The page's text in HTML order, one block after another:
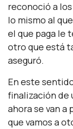
reconoció a
lo mismo al
el que paga le
otro que está
aseguró.
En este
finalización de
ahora se van
que vamos a